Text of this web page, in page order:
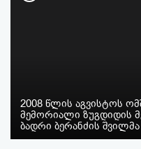
2008 წლის აგვისტოს
მემორიალი ზუგდიდის
ბადრი ბერანძის შვილმა